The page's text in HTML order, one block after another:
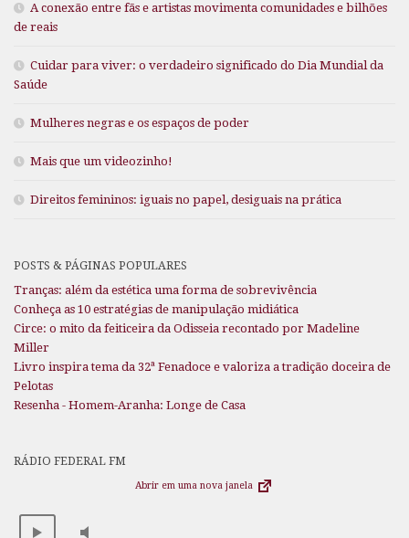
A conexão entre fãs e artistas movimenta comunidades e bilhões
de reais
Cuidar para viver: o verdadeiro significado do Dia Mundial da
Saúde
Mulheres negras e os espaços de poder
Mais que um videozinho!
Direitos femininos: iguais no papel, desiguais na prática
POSTS & PÁGINAS POPULARES
Tranças: além da estética uma forma de sobrevivência
Conheça as 10 estratégias de manipulação midiática
Circe: o mito da feiticeira da Odisseia recontado por Madeline
Miller
Livro inspira tema da 32ª Fenadoce e valoriza a tradição doceira de
Pelotas
Resenha - Homem-Aranha: Longe de Casa
RÁDIO FEDERAL FM
Abrir em uma nova janela